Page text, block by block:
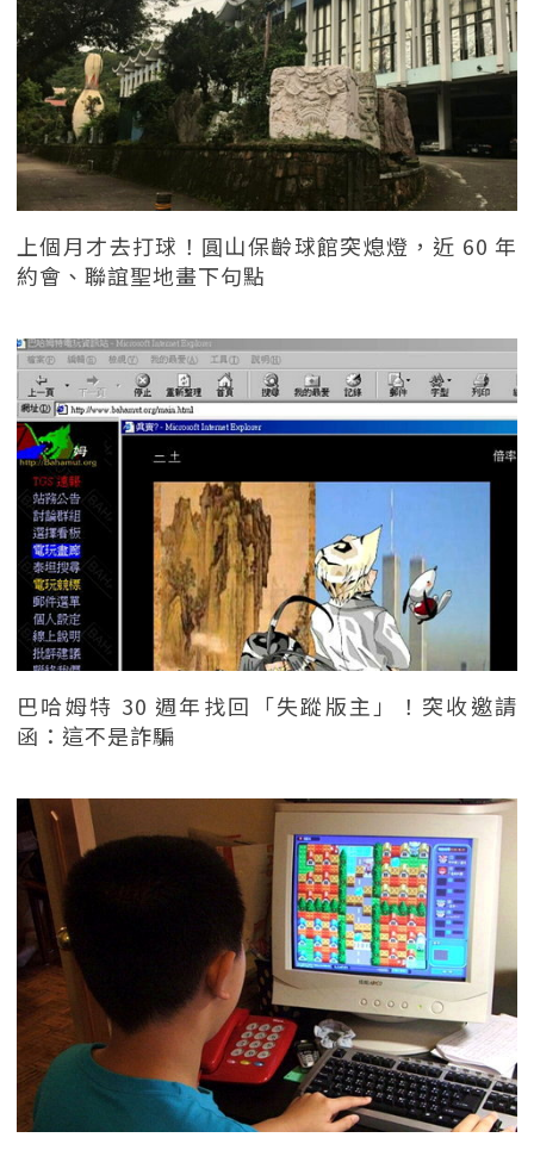
上個月才去打球！圓山保齡球館突熄燈，近 60 年
約會、聯誼聖地畫下句點
巴哈姆特 30 週年找回「失蹤版主」！突收邀請
函：這不是詐騙